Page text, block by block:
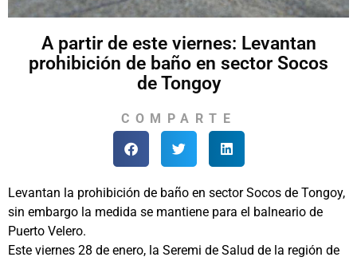
A partir de este viernes: Levantan
prohibición de baño en sector Socos
de Tongoy
COMPARTE
Levantan la prohibición de baño en sector Socos de Tongoy,
sin embargo la medida se mantiene para el balneario de
Puerto Velero.
Este viernes 28 de enero, la Seremi de Salud de la región de